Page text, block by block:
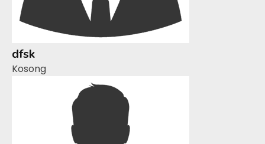
dfsk
Kosong